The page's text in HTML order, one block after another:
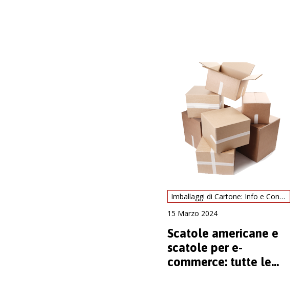
Imballaggi di Cartone: Info e Consigli
15 Marzo 2024
Scatole americane e
scatole per e-
commerce: tutte le